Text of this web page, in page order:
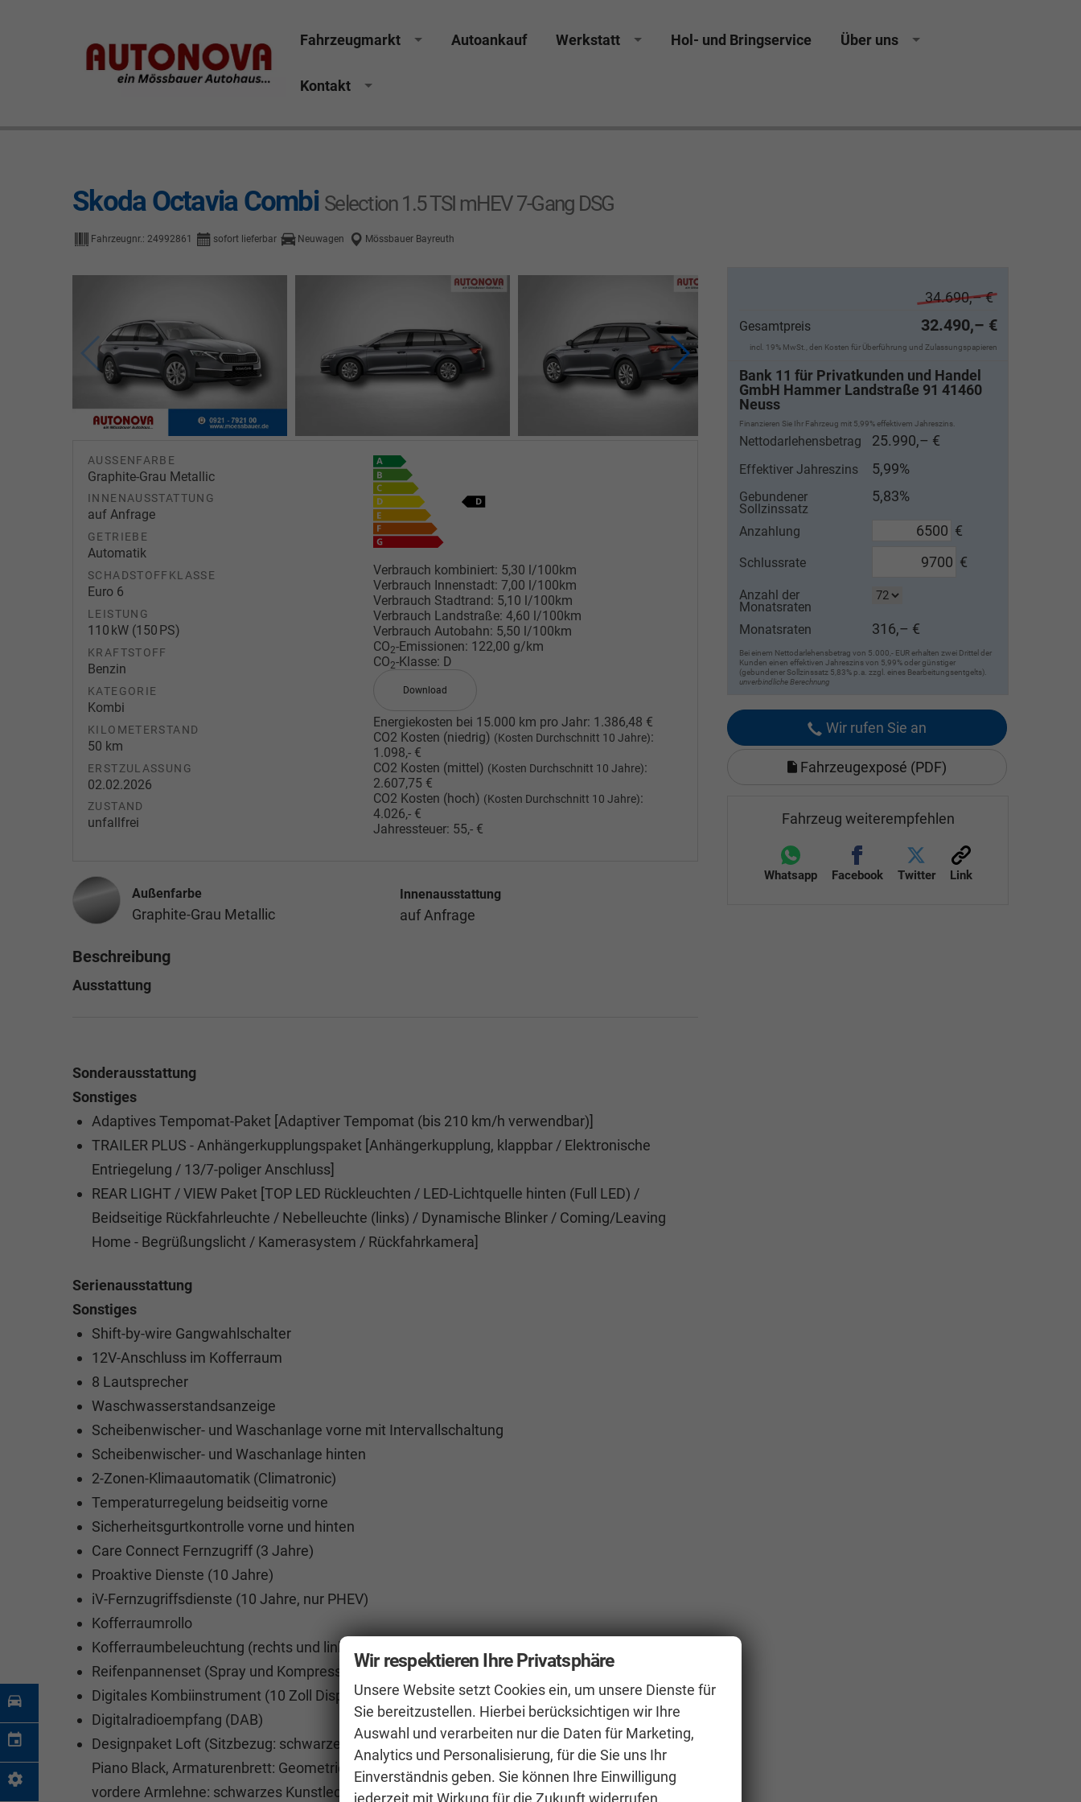
Skoda Octavia Bayreuth Nützel Mössbauer Autonova Brucker Räthel MGS Autohaus günstig Finanzierung Leasing Neuwagen Gebrauchtwagen Jahreswagen
Fahrzeugmarkt Autoankauf Werkstatt Hol- und Bringservice Über uns
Kontakt
Skoda Octavia Combi Selection 1.5 TSI mHEV 7-Gang DSG
Fahrzeugnr.: 24992861 sofort lieferbar Neuwagen Mössbauer Bayreuth
34.690,– €
Gesamtpreis 32.490,– €
incl. 19% MwSt., den Kosten für Überführung und Zulassungspapieren
Bank 11 für Privatkunden und Handel
GmbH Hammer Landstraße 91 41460
Neuss
Finanzieren Sie Ihr Fahrzeug mit 5,99% effektivem Jahreszins.
Nettodarlehensbetrag 25.990,– €
Effektiver Jahreszins 5,99%
Gebundener
Sollzinssatz
5,83%
Anzahlung €
Schlussrate €
Anzahl der
Monatsraten
Monatsraten
316,– €
Bei einem Nettodarlehensbetrag von 5.000,- EUR erhalten zwei Drittel der
Kunden einen effektiven Jahreszins von 5,99% oder günstiger
(gebundener Sollzinssatz 5,83% p.a. zzgl. eines Bearbeitungsentgelts).
unverbindliche Berechnung
Wir rufen Sie an
Fahrzeugexposé (PDF)
Fahrzeug weiterempfehlen
Whatsapp Facebook Twitter Link
AUSSENFARBE
Graphite-Grau Metallic
INNENAUSSTATTUNG
auf Anfrage
GETRIEBE
Automatik
SCHADSTOFFKLASSE
Euro 6
LEISTUNG
110 kW (150 PS)
KRAFTSTOFF
Benzin
KATEGORIE
Kombi
KILOMETERSTAND
50 km
ERSTZULASSUNG
02.02.2026
ZUSTAND
unfallfrei
Verbrauch kombiniert: 5,30 l/100km
Verbrauch Innenstadt: 7,00 l/100km
Verbrauch Stadtrand: 5,10 l/100km
Verbrauch Landstraße: 4,60 l/100km
Verbrauch Autobahn: 5,50 l/100km
CO2-Emissionen: 122,00 g/km
CO2-Klasse: D
Download
Energiekosten bei 15.000 km pro Jahr: 1.386,48 €
CO2 Kosten (niedrig) (Kosten Durchschnitt 10 Jahre):
1.098,- €
CO2 Kosten (mittel) (Kosten Durchschnitt 10 Jahre):
2.607,75 €
CO2 Kosten (hoch) (Kosten Durchschnitt 10 Jahre):
4.026,- €
Jahressteuer: 55,- €
Außenfarbe
Graphite-Grau Metallic
Innenausstattung
auf Anfrage
Beschreibung
Ausstattung
Sonderausstattung
Sonstiges
Adaptives Tempomat-Paket [Adaptiver Tempomat (bis 210 km/h verwendbar)]
TRAILER PLUS - Anhängerkupplungspaket [Anhängerkupplung, klappbar / Elektronische
Entriegelung / 13/7-poliger Anschluss]
REAR LIGHT / VIEW Paket [TOP LED Rückleuchten / LED-Lichtquelle hinten (Full LED) /
Beidseitige Rückfahrleuchte / Nebelleuchte (links) / Dynamische Blinker / Coming/Leaving
Home - Begrüßungslicht / Kamerasystem / Rückfahrkamera]
Serienausstattung
Sonstiges
Shift-by-wire Gangwahlschalter
12V-Anschluss im Kofferraum
8 Lautsprecher
Waschwasserstandsanzeige
Scheibenwischer- und Waschanlage vorne mit Intervallschaltung
Scheibenwischer- und Waschanlage hinten
2-Zonen-Klimaautomatik (Climatronic)
Temperaturregelung beidseitig vorne
Sicherheitsgurtkontrolle vorne und hinten
Care Connect Fernzugriff (3 Jahre)
Proaktive Dienste (10 Jahre)
iV-Fernzugriffsdienste (10 Jahre, nur PHEV)
Kofferraumrollo
Kofferraumbeleuchtung (rechts und links)
Reifenpannenset (Spray und Kompressor)
Digitales Kombiinstrument (10 Zoll Display)
Digitalradioempfang (DAB)
Designpaket Loft (Sitzbezug: schwarzer Stoff mit grauer Naht, Dekor: Silver squares haptic /
Piano Black, Armaturenbrett: Geometric narbe ruby, Türverkleidung: schwarzes Kunstleder,
vordere Armlehne: schwarzes Kunstleder mit grauer Naht)
Wir respektieren Ihre Privatsphäre
Unsere Website setzt Cookies ein, um unsere Dienste für
Sie bereitzustellen. Hierbei berücksichtigen wir Ihre
Auswahl und verarbeiten nur die Daten für Marketing,
Analytics und Personalisierung, für die Sie uns Ihr
Einverständnis geben. Sie können Ihre Einwilligung
jederzeit mit Wirkung für die Zukunft widerrufen.